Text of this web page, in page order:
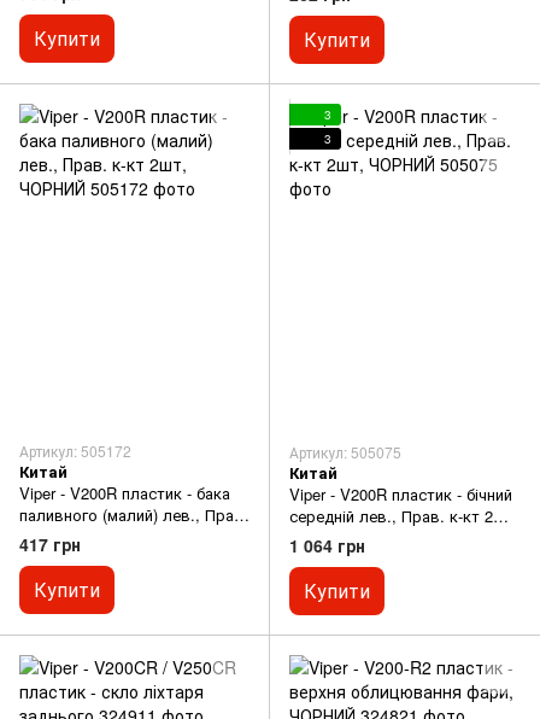
Купити Купити
Артикул: 505172
Китай
Viper - V200R пластик - бака
паливного (малий) лев., Прав.
к-кт 2шт, ЧОРНИЙ
417 грн
Купити
3
3
Артикул: 505075
Китай
Viper - V200R пластик - бічний
середній лев., Прав. к-кт 2шт,
ЧОРНИЙ
1 064 грн
Купити